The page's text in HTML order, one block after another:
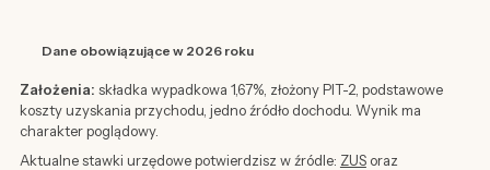
Dane obowiązujące w 2026 roku
Założenia: składka wypadkowa 1,67%, złożony PIT-2, podstawowe
koszty uzyskania przychodu, jedno źródło dochodu. Wynik ma
charakter poglądowy.
Aktualne stawki urzędowe potwierdzisz w źródle: ZUSoraz